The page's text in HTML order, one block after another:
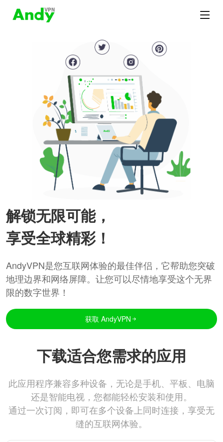
解锁无限可能，
享受全球精彩！
AndyVPN是您互联网体验的最佳伴侣，它帮助您突破
地理边界和网络屏障。让您可以尽情地享受这个无界
限的数字世界！
获取 AndyVPN
下载适合您需求的应用
此应用程序兼容多种设备，无论是手机、平板、电脑
还是智能电视，您都能轻松安装和使用。
通过一次订阅，即可在多个设备上同时连接，享受无
缝的互联网体验。